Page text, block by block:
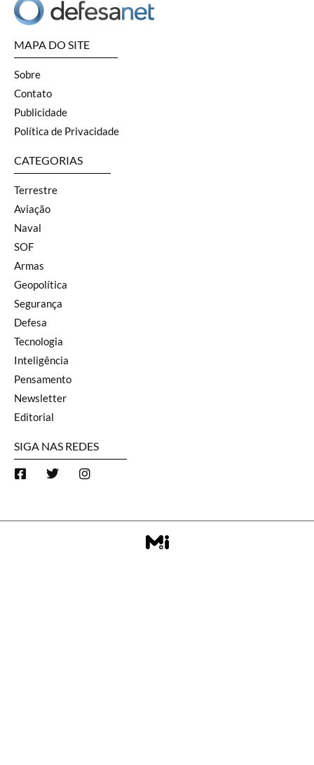
MAPA DO SITE
Sobre
Contato
Publicidade
Política de Privacidade
CATEGORIAS
Terrestre
Aviação
Naval
SOF
Armas
Geopolítica
Segurança
Defesa
Tecnologia
Inteligência
Pensamento
Newsletter
Editorial
SIGA NAS REDES